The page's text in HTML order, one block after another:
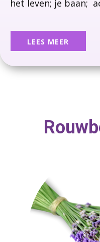
het leven; je baan;
LEES MEER